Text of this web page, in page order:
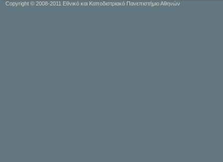
Copyright © 2008-2011 Εθνικό και Καποδιστριακό Πανεπιστήμιο Αθηνών